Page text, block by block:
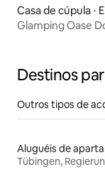
Casa de cúpula ⋅
Glamping Oase
Destinos
Outros tipos de
Aluguéis de
Tübingen,